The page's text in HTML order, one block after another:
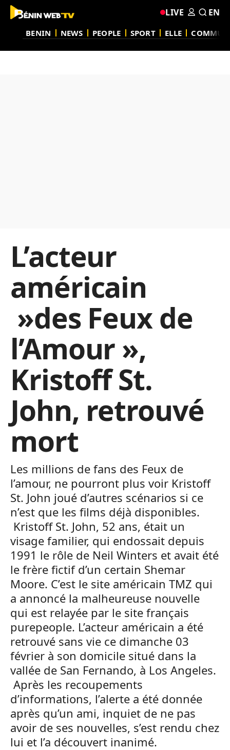
BENIN NEWS PEOPLE SPORT ELLE
LIVE EN
L’acteur
américain
»des Feux de
l’Amour »,
Kristoff St.
John, retrouvé
mort
Les millions de fans des Feux de
l’amour, ne pourront plus voir Kristoff
St. John joué d’autres scénarios si ce
n’est que les films déjà disponibles.
Kristoff St. John, 52 ans, était un
visage familier, qui endossait depuis
1991 le rôle de Neil Winters et avait été
le frère fictif d’un certain Shemar
Moore. C’est le site américain TMZ qui
a annoncé la malheureuse nouvelle
qui est relayée par le site français
purepeople. L’acteur américain a été
retrouvé sans vie ce dimanche 03
février à son domicile situé dans la
vallée de San Fernando, à Los Angeles.
Après les recoupements
d’informations, l’alerte a été donnée
après qu’un ami, inquiet de ne pas
avoir de ses nouvelles, s’est rendu chez
lui et l’a découvert inanimé.